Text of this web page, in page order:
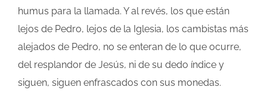
humus para la llamada. Y al revés, los que están
lejos de Pedro, lejos de la Iglesia, los cambistas más
alejados de Pedro, no se enteran de lo que ocurre,
del resplandor de Jesús, ni de su dedo índice y
siguen, siguen enfrascados con sus monedas.